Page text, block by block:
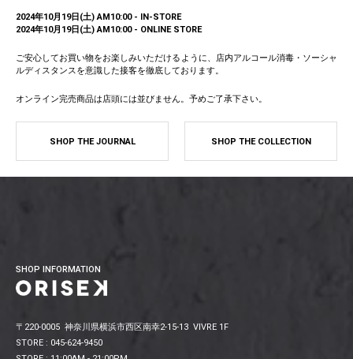
2024年10月19日(土) AM10:00 - IN-STORE
2024年10月19日(土) AM10:00 - ONLINE STORE
ご安心してお買い物をお楽しみいただけるように、店内アルコール消毒・ソーシャ
ルディスタンスを意識した接客を徹底しております。
オンライン完売商品は店頭には並びません。予めご了承下さい。
SHOP THE JOURNAL SHOP THE COLLECTION
SHOP INFORMATION
〒220-0005 神奈川県横浜市西区南幸2-15-13 VIVRE 1F
STORE : 045-624-9450